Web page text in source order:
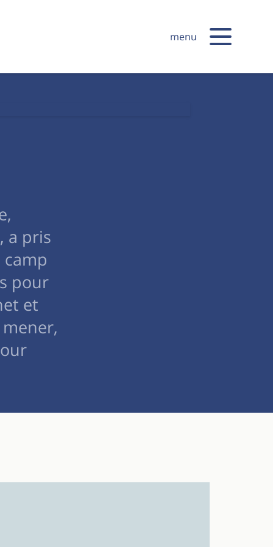
menu
a pris
pour
et